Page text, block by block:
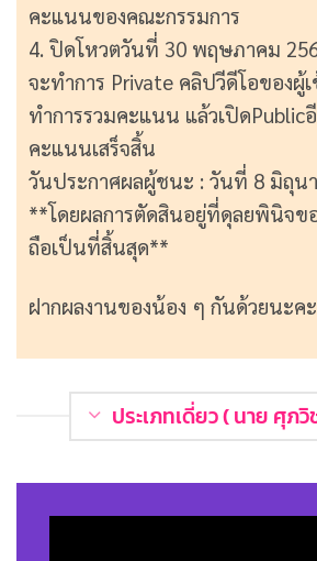
คะแนนของคณะกรรมการ
4. ปิดโหวตวันที่ 30 พฤษภาคม
จะทำการ Private คลิปวีดีโอของผู้
ทำการรวมคะแนน แล้วเปิดPublic
คะแนนเสร็จสิ้น
วันประกาศผลผู้ชนะ : วันที่ 8 มิถุน
**โดยผลการตัดสินอยู่ที่ดุลยพินิจข
ถือเป็นที่สิ้นสุด**
ฝากผลงานของน้อง ๆ กันด้วยนะ
ประเภทเดี่ยว ( นาย ศุภ